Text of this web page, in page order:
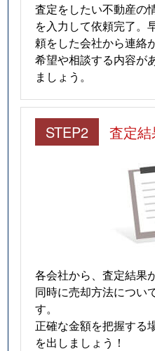
査定をしたい不動産の
を入力して依頼完了。
頼をした会社から連絡
希望や相談する内容が
ましょう。
STEP2 査定結
各会社から、査定結果
同時に売却方法につい
す。
正確な金額を把握する
を出しましょう！